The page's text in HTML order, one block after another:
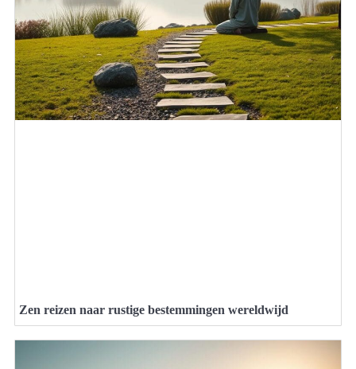
Zen reizen naar rustige bestemmingen wereldwijd